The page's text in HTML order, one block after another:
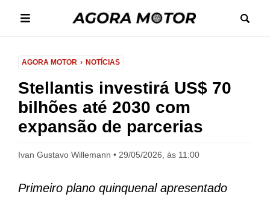
AGORA MOTOR NOTÍCIAS
Stellantis investirá US$ 70
bilhões até 2030 com
expansão de parcerias
Ivan Gustavo Willemann 29/05/2026, às 11:00
Primeiro plano quinquenal apresentado